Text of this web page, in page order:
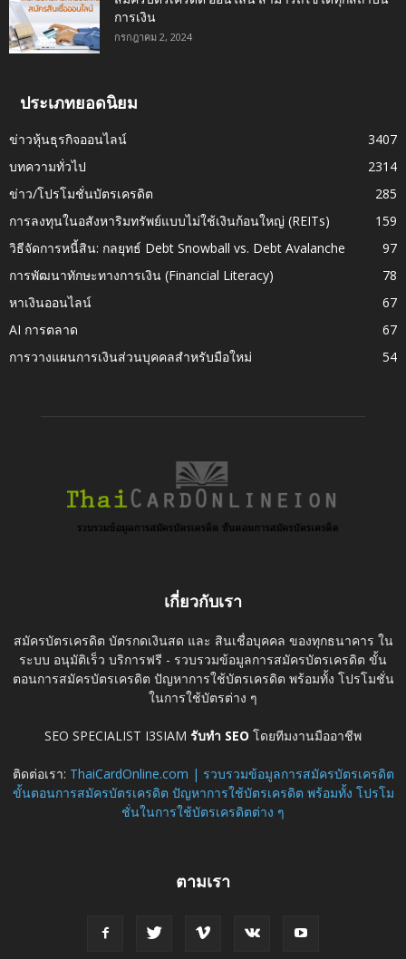
การเงิน
กรกฎาคม 2, 2024
ประเภทยอดนิยม
ข่าวหุ้นธุรกิจออนไลน์
3407
บทความทั่วไป
2314
ข่าว/โปรโมชั่นบัตรเครดิต
285
การลงทุนในอสังหาริมทรัพย์แบบไม่ใช้เงินก้อนใหญ่ (REITs)
159
วิธีจัดการหนี้สิน: กลยุทธ์ Debt Snowball vs. Debt Avalanche
97
การพัฒนาทักษะทางการเงิน (Financial Literacy)
78
หาเงินออนไลน์
67
AI การตลาด
67
การวางแผนการเงินส่วนบุคคลสำหรับมือใหม่
54
เกี่ยวกับเรา
สมัครบัตรเครดิต บัตรกดเงินสด และ สินเชื่อบุคคล ของทุกธนาคาร ใน
ระบบ อนุมัติเร็ว บริการฟรี - รวบรวมข้อมูลการสมัครบัตรเครดิต ขั้น
ตอนการสมัครบัตรเครดิต ปัญหาการใช้บัตรเครดิต พร้อมทั้ง โปรโมชั่น
ในการใช้บัตรต่าง ๆ
SEO SPECIALIST I3SIAM รับทำ SEO โดยทีมงานมืออาชีพ
ติดต่อเรา: ThaiCardOnline.com | รวบรวมข้อมูลการสมัครบัตรเครดิต
ขั้นตอนการสมัครบัตรเครดิต ปัญหาการใช้บัตรเครดิต พร้อมทั้ง โปรโม
ชั่นในการใช้บัตรเครดิตต่าง ๆ
ตามเรา